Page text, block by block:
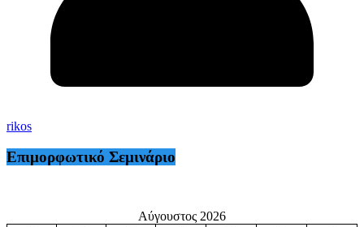
rikos
Επιμορφωτικό Σεμινάριο
Αύγουστος 2026